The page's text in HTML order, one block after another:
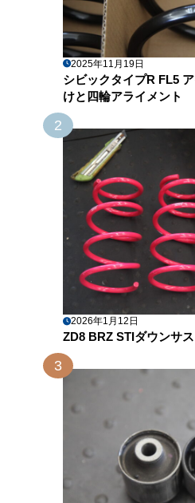
2025年11月19日
シビックタイプR FL5
けと四輪アライメント
2
2026年1月12日
ZD8 BRZ STIダウンサス
3